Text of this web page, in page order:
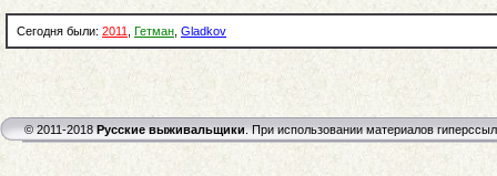
Сегодня были: 2011 Гетман Gladkov
© 2011-2018Русские выживальщики. При использовании материалов